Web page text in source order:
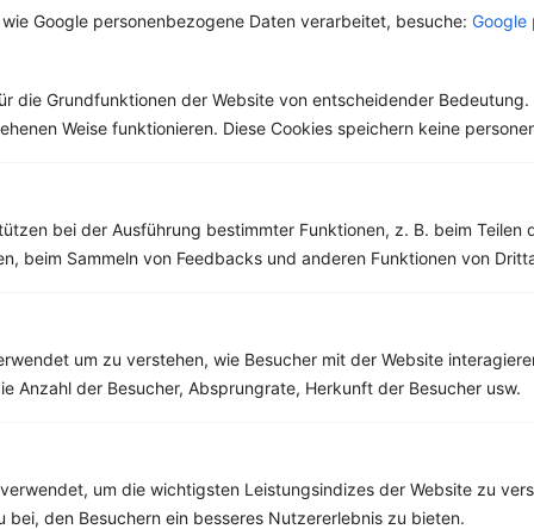
Google personenbezogene Daten verarbeitet, besuche: Google
die Grundfunktionen der Website von entscheidender Bedeutung.
Weise funktionieren. Diese Cookies speichern keine
bei der Ausführung bestimmter Funktionen, z. B. beim Teilen
beim Sammeln von Feedbacks und anderen Funktionen von
um zu verstehen, wie Besucher mit der Website
Anzahl der Besucher, Absprungrate, Herkunft der Besucher usw.
um die wichtigsten Leistungsindizes der Website zu
bei, den Besuchern ein besseres Nutzererlebnis zu bieten.
und aus unserer Küche
Dort ist auch das
Klima...
Weitere Vegetarische Rezepte
‹ ›
Kalorien:
462 kcal
Fett:
18 g
Eiweiß:14 g